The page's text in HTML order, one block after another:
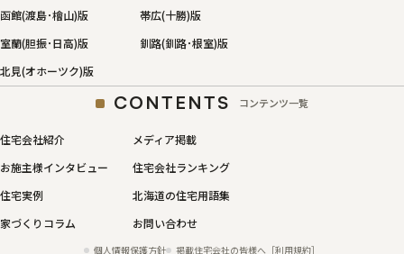
函館(渡島･檜山)版
帯広(十勝)版
室蘭(胆振･日高)版
釧路(釧路･根室)版
北見(オホーツク)版
CONTENTS コンテンツ一覧
住宅会社紹介
メディア掲載
お施主様インタビュー
住宅会社ランキング
住宅実例
北海道の住宅用語集
家づくりコラム
お問い合わせ
個人情報保護方針 掲載住宅会社の皆様へ［利用規約］